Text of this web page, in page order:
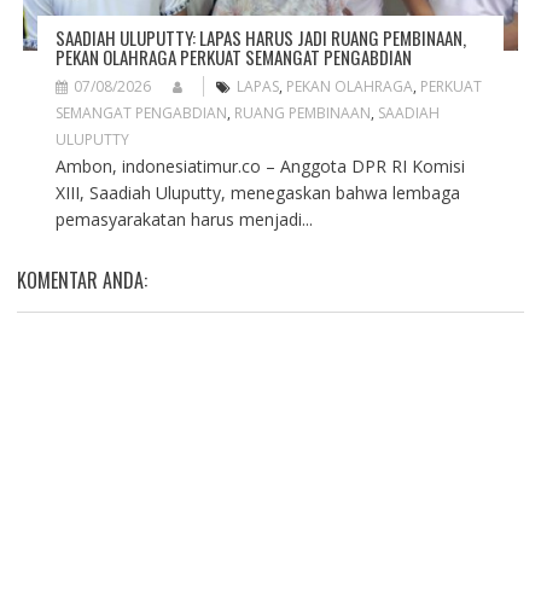
SAADIAH ULUPUTTY: LAPAS HARUS JADI RUANG PEMBINAAN,
PEKAN OLAHRAGA PERKUAT SEMANGAT PENGABDIAN
07/08/2026 LAPAS, PEKAN OLAHRAGA, PERKUAT
SEMANGAT PENGABDIAN, RUANG PEMBINAAN, SAADIAH
ULUPUTTY
Ambon, indonesiatimur.co – Anggota DPR RI Komisi
XIII, Saadiah Uluputty, menegaskan bahwa lembaga
pemasyarakatan harus menjadi...
KOMENTAR ANDA: